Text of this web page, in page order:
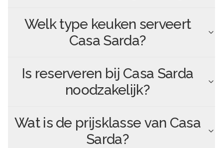
Welk type keuken serveert
Casa Sarda?
Is reserveren bij Casa Sarda
noodzakelijk?
Wat is de prijsklasse van Casa
Sarda?